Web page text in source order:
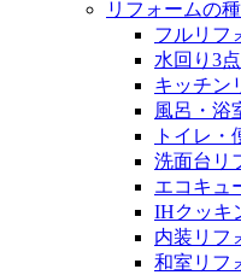
リフォームの
フルリフ
水回り3
キッチン
風呂・浴
トイレ・
洗面台リ
エコキュ
IHクッキ
内装リフ
和室リフ